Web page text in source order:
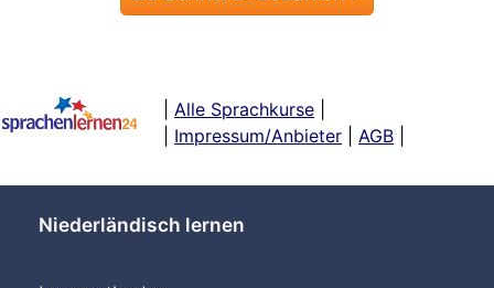
Alle Sprachkurse
Impressum/Anbieter AGB
Niederländisch lernen